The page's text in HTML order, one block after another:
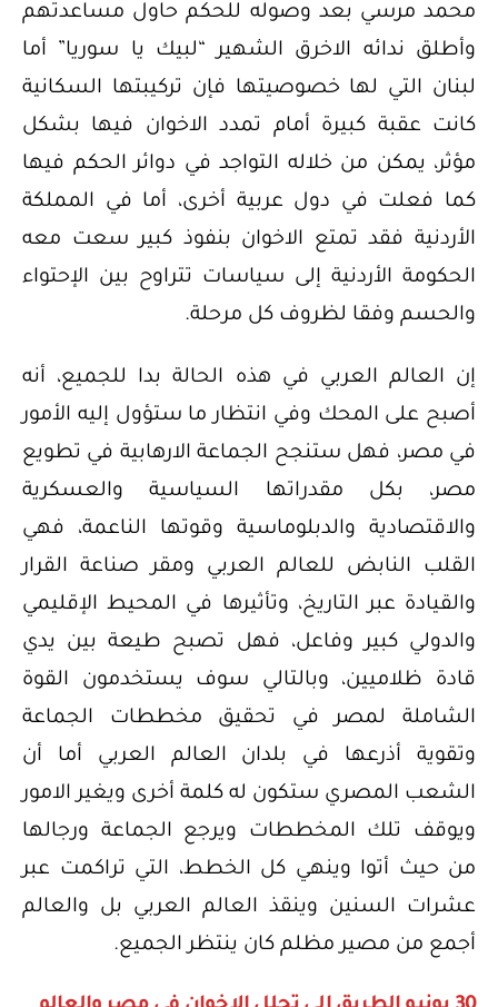
محمد مرسي بعد وصوله للحكم حاول مساعدتهم
وأطلق ندائه الاخرق الشهير “لبيك يا سوريا” أما
لبنان التي لها خصوصيتها فإن تركيبتها السكانية
كانت عقبة كبيرة أمام تمدد الاخوان فيها بشكل
مؤثر، يمكن من خلاله التواجد في دوائر الحكم فيها
كما فعلت في دول عربية أخرى، أما في المملكة
الأردنية فقد تمتع الاخوان بنفوذ كبير سعت معه
الحكومة الأردنية إلى سياسات تتراوح بين الإحتواء
والحسم وفقا لظروف كل مرحلة.
إن العالم العربي في هذه الحالة بدا للجميع، أنه
أصبح على المحك وفي انتظار ما ستؤول إليه الأمور
في مصر، فهل ستنجح الجماعة الارهابية في تطويع
مصر، بكل مقدراتها السياسية والعسكرية
والاقتصادية والدبلوماسية وقوتها الناعمة، فهي
القلب النابض للعالم العربي ومقر صناعة القرار
والقيادة عبر التاريخ، وتأثيرها في المحيط الإقليمي
والدولي كبير وفاعل، فهل تصبح طيعة بين يدي
قادة ظلاميين، وبالتالي سوف يستخدمون القوة
الشاملة لمصر في تحقيق مخططات الجماعة
وتقوية أذرعها في بلدان العالم العربي أما أن
الشعب المصري ستكون له كلمة أخرى ويغير الامور
ويوقف تلك المخططات ويرجع الجماعة ورجالها
من حيث أتوا وينهي كل الخطط، التي تراكمت عبر
عشرات السنين وينقذ العالم العربي بل والعالم
أجمع من مصير مظلم كان ينتظر الجميع.